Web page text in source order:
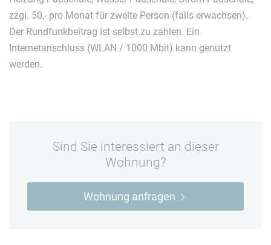
zzgl. 50,- pro Monat für zweite Person (falls erwachsen).
Der Rundfunkbeitrag ist selbst zu zahlen. Ein
Internetanschluss (WLAN / 1000 Mbit) kann genutzt
werden.
Sind Sie interessiert an dieser
Wohnung?
Wohnung anfragen